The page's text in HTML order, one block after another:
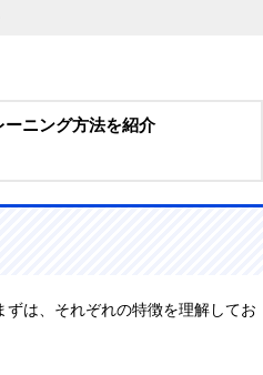
ーニング方法を紹介
は、それぞれの特徴を理解してお